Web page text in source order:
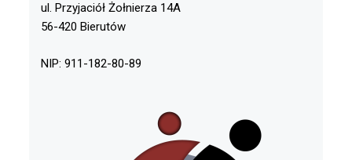
ul. Przyjaciół Żołnierza 14A
56-420 Bierutów
NIP: 911-182-80-89